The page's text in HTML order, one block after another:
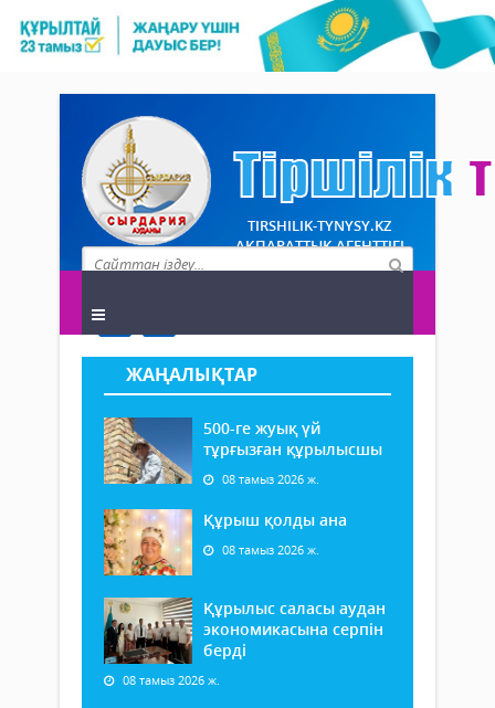
TIRSHILIK-TYNYSY.KZ
АҚПАРАТТЫҚ АГЕНТТІГІ
ЖАҢАЛЫҚТАР
500-ге жуық үй
тұрғызған құрылысшы
08 тамыз 2026 ж.
Құрыш қолды ана
08 тамыз 2026 ж.
Құрылыс саласы аудан
экономикасына серпін
берді
08 тамыз 2026 ж.